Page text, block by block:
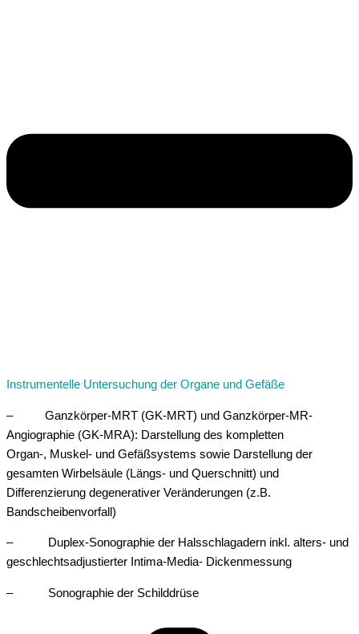
Instrumentelle Untersuchung der Organe und Gefäße
– Ganzkörper-MRT (GK-MRT) und Ganzkörper-MR-
Angiographie (GK-MRA): Darstellung des kompletten
Organ-, Muskel- und Gefäßsystems sowie Darstellung der
gesamten Wirbelsäule (Längs- und Querschnitt) und
Differenzierung degenerativer Veränderungen (z.B.
Bandscheibenvorfall)
– Duplex-Sonographie der Halsschlagadern inkl. alters- und
geschlechtsadjustierter Intima-Media- Dickenmessung
– Sonographie der Schilddrüse